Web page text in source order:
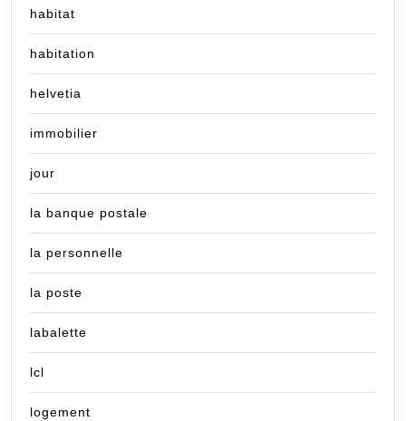
habitat
habitation
helvetia
immobilier
jour
la banque postale
la personnelle
la poste
labalette
lcl
logement